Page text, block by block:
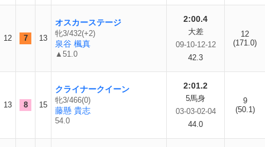
12 7 13
オスカーステージ
牝3/432(+2)
泉谷 楓真
▲51.0
2:00.4
大差
09-10-12-12
42.3
12
(171.0)
13 8 15
クライナークイーン
牝3/466(0)
藤懸 貴志
54.0
2:01.2
5馬身
03-03-02-04
44.0
9
(50.1)